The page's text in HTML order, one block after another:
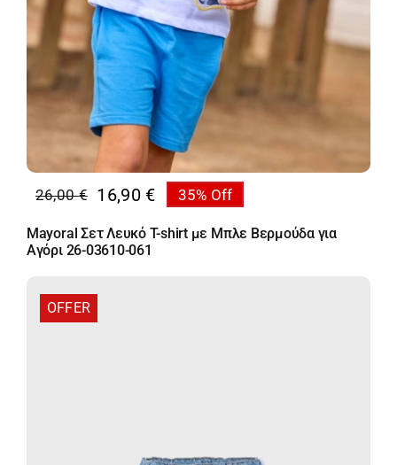
26,00€
Original
price
was:
16,90 €
Η
τρέχουσα
τιμή
16,90 €.
35% Off
Mayoral Σετ Λευκό T-shirt με Μπλε Βερμούδα για
Αγόρι 26-03610-061
OFFER